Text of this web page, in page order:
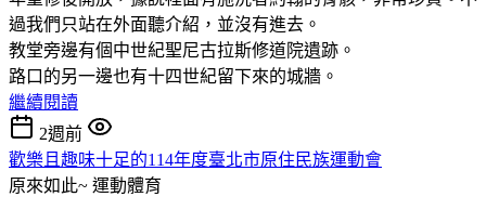
過我們只站在外面聽介紹，並沒有進去。
教堂旁邊有個中世紀聖尼古拉斯修道院遺跡。
路口的另一邊也有十四世紀留下來的城牆。
繼續閱讀
2週前
歡樂且趣味十足的114年度臺北市原住民族運動會
原來如此~ 運動體育